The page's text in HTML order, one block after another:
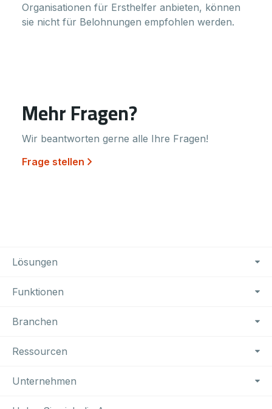
Organisationen für Ersthelfer anbieten, können
sie nicht für Belohnungen empfohlen werden.
Mehr Fragen?
Wir beantworten gerne alle Ihre Fragen!
Frage stellen
Footer Navigation
Lösungen
Funktionen
Branchen
Ressourcen
Unternehmen